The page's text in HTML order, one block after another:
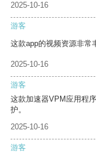
2025-10-16
游客
这款app的视频资源非常
2025-10-16
游客
这款加速器VPM应用程
护。
2025-10-16
游客